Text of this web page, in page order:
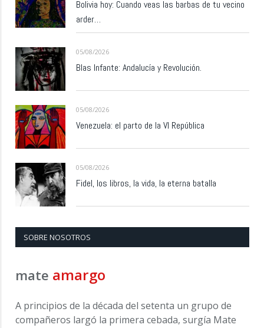
Bolivia hoy: Cuando veas las barbas de tu vecino
arder…
05/08/2026
Blas Infante: Andalucía y Revolución.
05/08/2026
Venezuela: el parto de la VI República
05/08/2026
Fidel, los libros, la vida, la eterna batalla
SOBRE NOSOTROS
mate amargo
A principios de la década del setenta un grupo de
compañeros largó la primera cebada, surgía Mate